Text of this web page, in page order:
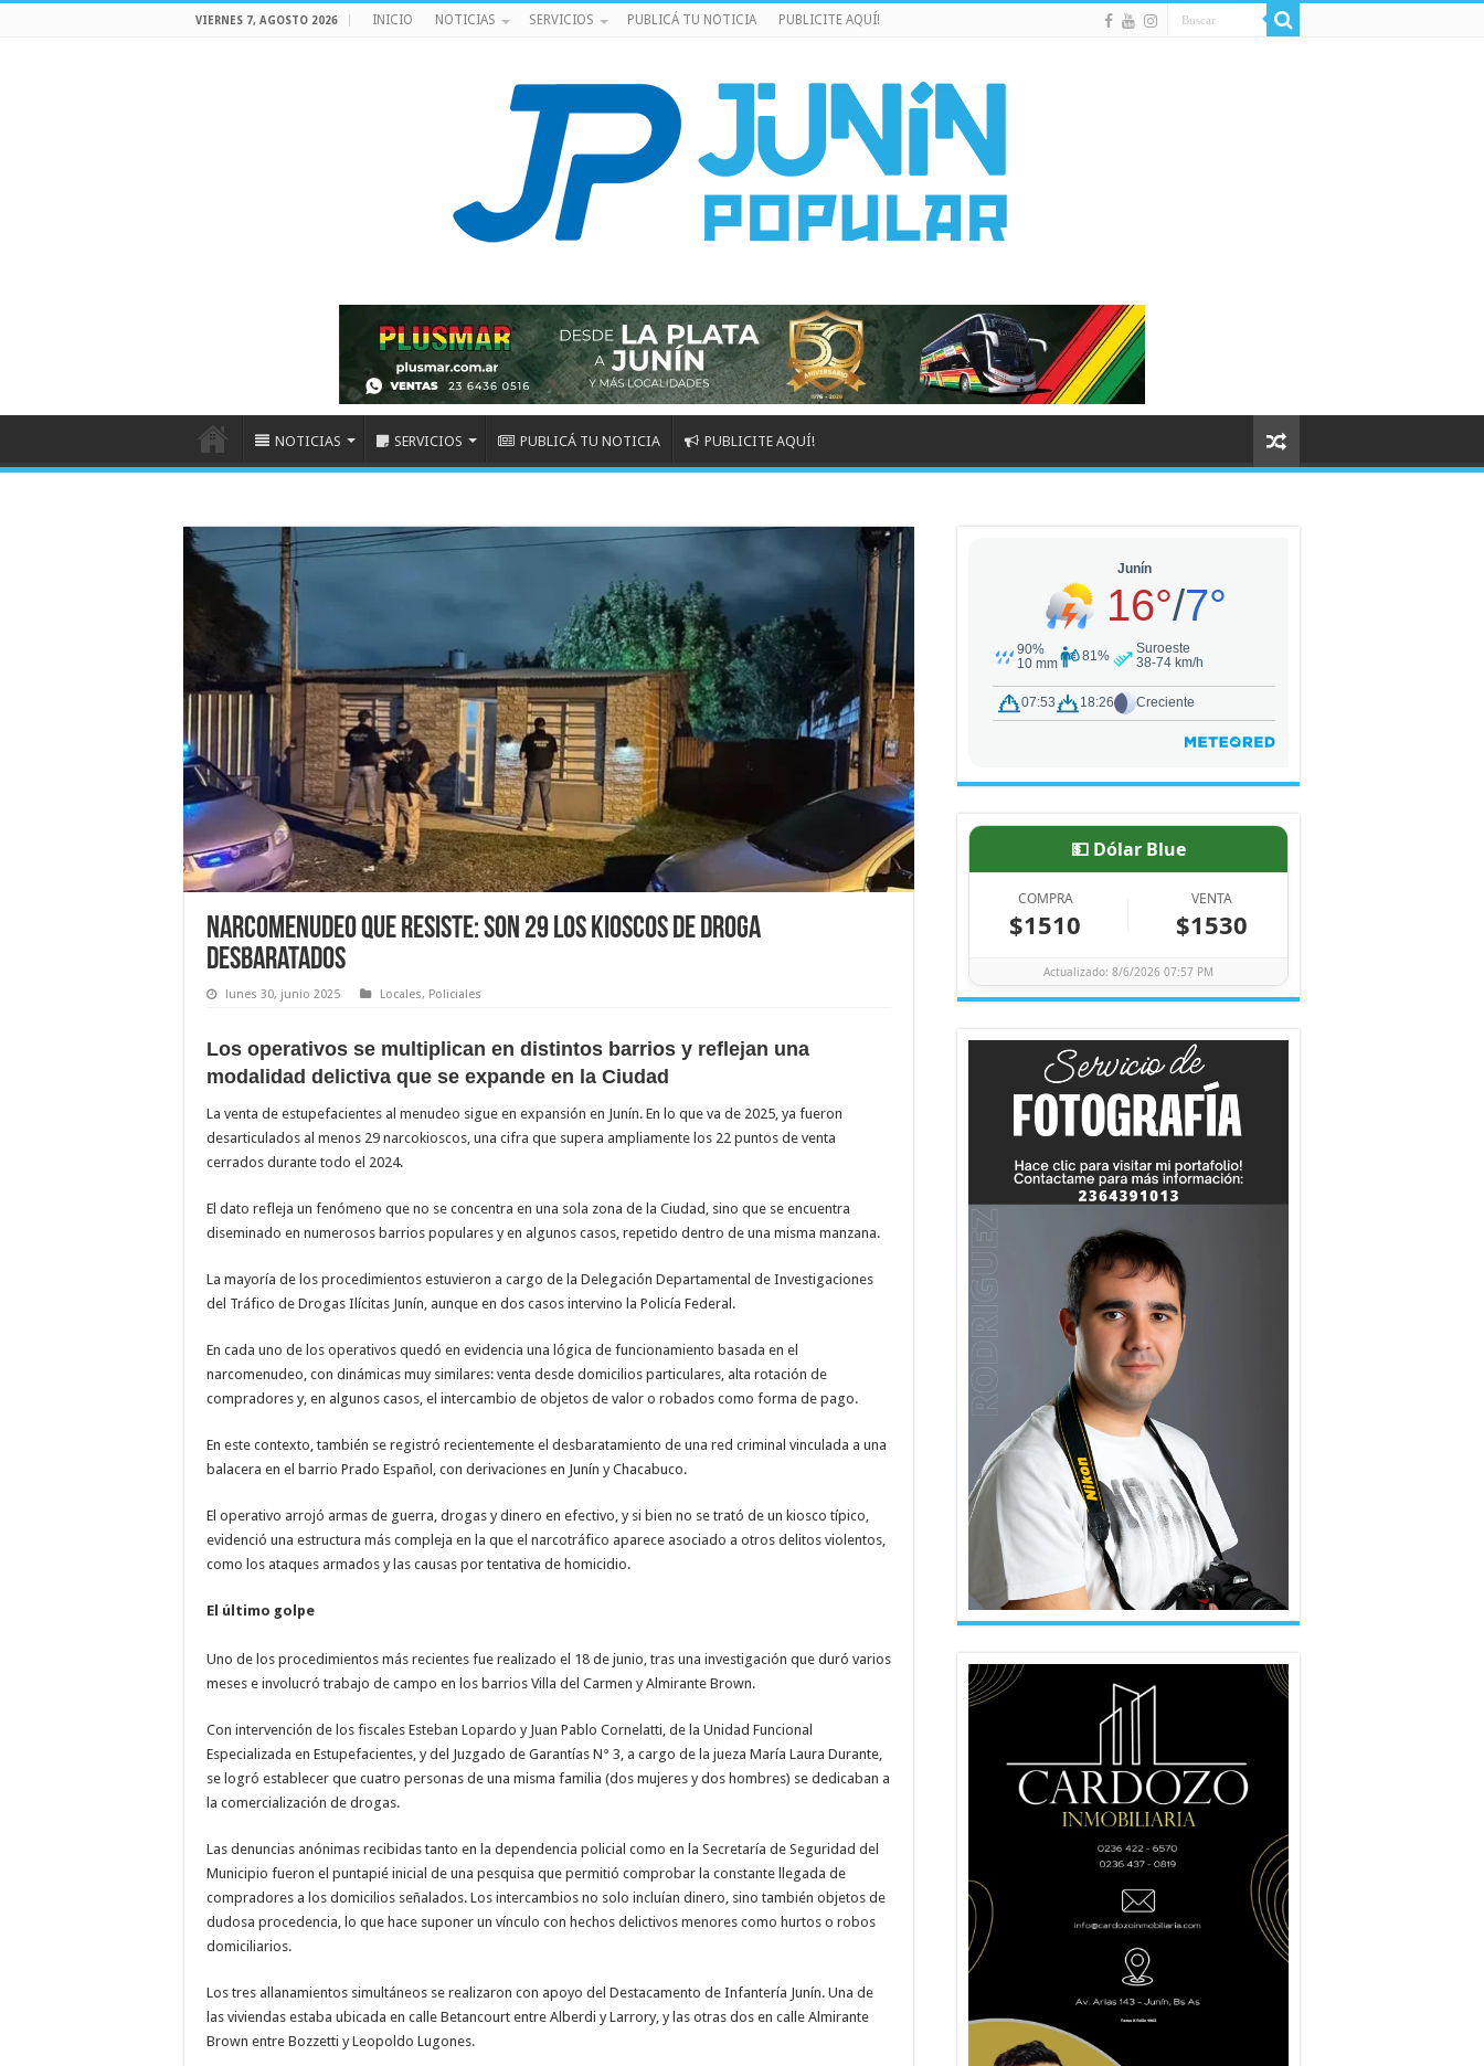
VIERNES 7, AGOSTO 2026 INICIO NOTICIAS SERVICIOS PUBLICÁ TU NOTICIA PUBLICITE AQUÍ!
NOTICIAS SERVICIOS PUBLICÁ TU NOTICIA PUBLICITE AQUÍ!
Narcomenudeo que resiste: son 29 los kioscos de droga
desbaratados
lunes 30, junio 2025 Locales, Policiales
Los operativos se multiplican en distintos barrios y reflejan una
modalidad delictiva que se expande en la Ciudad
La venta de estupefacientes al menudeo sigue en expansión en Junín. En lo que va de 2025, ya fueron
desarticulados al menos 29 narcokioscos, una cifra que supera ampliamente los 22 puntos de venta
cerrados durante todo el 2024.
El dato refleja un fenómeno que no se concentra en una sola zona de la Ciudad, sino que se encuentra
diseminado en numerosos barrios populares y en algunos casos, repetido dentro de una misma manzana.
La mayoría de los procedimientos estuvieron a cargo de la Delegación Departamental de Investigaciones
del Tráfico de Drogas Ilícitas Junín, aunque en dos casos intervino la Policía Federal.
En cada uno de los operativos quedó en evidencia una lógica de funcionamiento basada en el
narcomenudeo, con dinámicas muy similares: venta desde domicilios particulares, alta rotación de
compradores y, en algunos casos, el intercambio de objetos de valor o robados como forma de pago.
En este contexto, también se registró recientemente el desbaratamiento de una red criminal vinculada a una
balacera en el barrio Prado Español, con derivaciones en Junín y Chacabuco.
El operativo arrojó armas de guerra, drogas y dinero en efectivo, y si bien no se trató de un kiosco típico,
evidenció una estructura más compleja en la que el narcotráfico aparece asociado a otros delitos violentos,
como los ataques armados y las causas por tentativa de homicidio.
El último golpe
Uno de los procedimientos más recientes fue realizado el 18 de junio, tras una investigación que duró varios
meses e involucró trabajo de campo en los barrios Villa del Carmen y Almirante Brown.
Con intervención de los fiscales Esteban Lopardo y Juan Pablo Cornelatti, de la Unidad Funcional
Especializada en Estupefacientes, y del Juzgado de Garantías N° 3, a cargo de la jueza María Laura Durante,
se logró establecer que cuatro personas de una misma familia (dos mujeres y dos hombres) se dedicaban a
la comercialización de drogas.
Las denuncias anónimas recibidas tanto en la dependencia policial como en la Secretaría de Seguridad del
Municipio fueron el puntapié inicial de una pesquisa que permitió comprobar la constante llegada de
compradores a los domicilios señalados. Los intercambios no solo incluían dinero, sino también objetos de
dudosa procedencia, lo que hace suponer un vínculo con hechos delictivos menores como hurtos o robos
domiciliarios.
Los tres allanamientos simultáneos se realizaron con apoyo del Destacamento de Infantería Junín. Una de
las viviendas estaba ubicada en calle Betancourt entre Alberdi y Larrory, y las otras dos en calle Almirante
Brown entre Bozzetti y Leopoldo Lugones.
💵 Dólar Blue
COMPRA
$1510
VENTA
$1530
Actualizado: 8/6/2026 07:57 PM